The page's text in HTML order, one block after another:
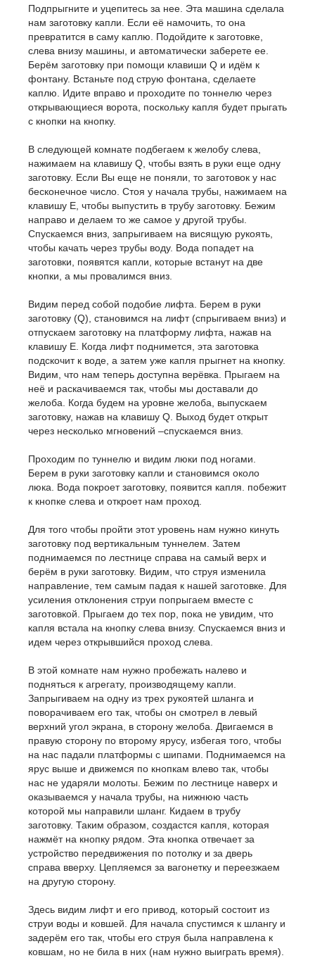
Подпрыгните и уцепитесь за нее. Эта машина сделала
нам заготовку капли. Если её намочить, то она
превратится в саму каплю. Подойдите к заготовке,
слева внизу машины, и автоматически заберете ее.
Берём заготовку при помощи клавиши Q и идём к
фонтану. Встаньте под струю фонтана, сделаете
каплю. Идите вправо и проходите по тоннелю через
открывающиеся ворота, поскольку капля будет прыгать
с кнопки на кнопку.
В следующей комнате подбегаем к желобу слева,
нажимаем на клавишу Q, чтобы взять в руки еще одну
заготовку. Если Вы еще не поняли, то заготовок у нас
бесконечное число. Стоя у начала трубы, нажимаем на
клавишу E, чтобы выпустить в трубу заготовку. Бежим
направо и делаем то же самое у другой трубы.
Спускаемся вниз, запрыгиваем на висящую рукоять,
чтобы качать через трубы воду. Вода попадет на
заготовки, появятся капли, которые встанут на две
кнопки, а мы провалимся вниз.
Видим перед собой подобие лифта. Берем в руки
заготовку (Q), становимся на лифт (спрыгиваем вниз) и
отпускаем заготовку на платформу лифта, нажав на
клавишу E. Когда лифт поднимется, эта заготовка
подскочит к воде, а затем уже капля прыгнет на кнопку.
Видим, что нам теперь доступна верёвка. Прыгаем на
неё и раскачиваемся так, чтобы мы доставали до
желоба. Когда будем на уровне желоба, выпускаем
заготовку, нажав на клавишу Q. Выход будет открыт
через несколько мгновений –спускаемся вниз.
Проходим по туннелю и видим люки под ногами.
Берем в руки заготовку капли и становимся около
люка. Вода покроет заготовку, появится капля. побежит
к кнопке слева и откроет нам проход.
Для того чтобы пройти этот уровень нам нужно кинуть
заготовку под вертикальным туннелем. Затем
поднимаемся по лестнице справа на самый верх и
берём в руки заготовку. Видим, что струя изменила
направление, тем самым падая к нашей заготовке. Для
усиления отклонения струи попрыгаем вместе с
заготовкой. Прыгаем до тех пор, пока не увидим, что
капля встала на кнопку слева внизу. Спускаемся вниз и
идем через открывшийся проход слева.
В этой комнате нам нужно пробежать налево и
подняться к агрегату, производящему капли.
Запрыгиваем на одну из трех рукоятей шланга и
поворачиваем его так, чтобы он смотрел в левый
верхний угол экрана, в сторону желоба. Двигаемся в
правую сторону по второму ярусу, избегая того, чтобы
на нас падали платформы с шипами. Поднимаемся на
ярус выше и движемся по кнопкам влево так, чтобы
нас не ударяли молоты. Бежим по лестнице наверх и
оказываемся у начала трубы, на нижнюю часть
которой мы направили шланг. Кидаем в трубу
заготовку. Таким образом, создастся капля, которая
нажмёт на кнопку рядом. Эта кнопка отвечает за
устройство передвижения по потолку и за дверь
справа вверху. Цепляемся за вагонетку и переезжаем
на другую сторону.
Здесь видим лифт и его привод, который состоит из
струи воды и ковшей. Для начала спустимся к шлангу и
задерём его так, чтобы его струя была направлена к
ковшам, но не била в них (нам нужно выиграть время).